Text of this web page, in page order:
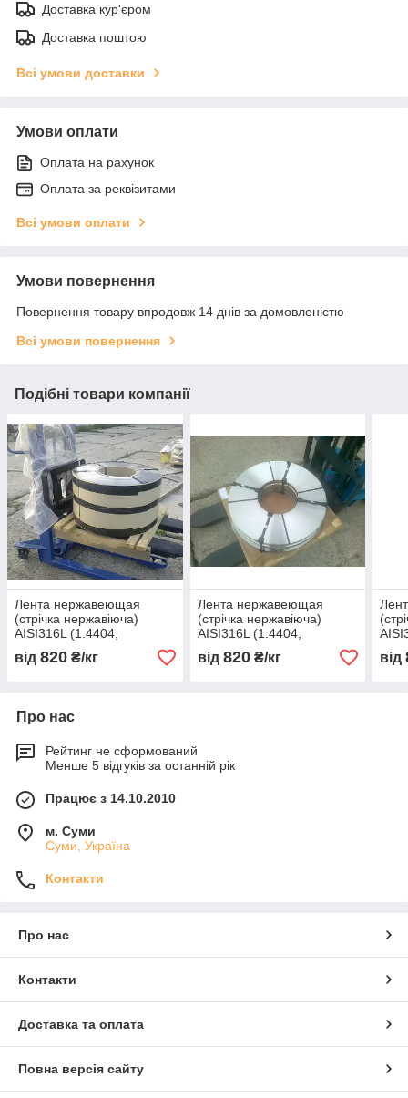
Доставка кур'єром
Доставка поштою
Всі умови доставки
Умови оплати
Оплата на рахунок
Оплата за реквізитами
Всі умови оплати
Умови повернення
Повернення товару впродовж 14 днів за домовленістю
Всі умови повернення
Подібні товари компанії
Лента нержавеющая
(стрічка нержавіюча)
AISI316L (1.4404,
03Х16Н15М3) мякгая 400
х 0,93
від 820 ₴/кг
Лента нержавеющая
(стрічка нержавіюча)
AISI316L (1.4404,
03Х16Н15М3) мякгая 400
х 0,94
від 820₴/кг
х
від
Про нас
Рейтинг не сформований
Менше 5 відгуків за останній рік
Працює з 14.10.2010
м. Суми
Суми, Україна
Контакти
Про нас
Контакти
Доставка та оплата
Повна версія сайту